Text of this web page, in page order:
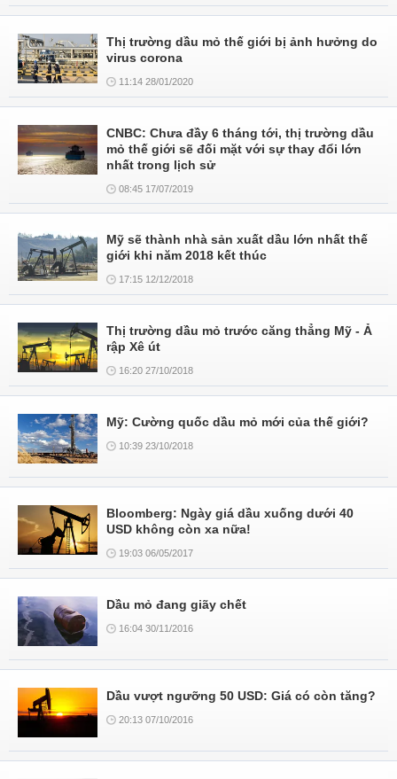
Thị trường dầu mỏ thế giới bị ảnh hưởng do
virus corona
11:14 28/01/2020
CNBC: Chưa đầy 6 tháng tới, thị trường dầu
mỏ thế giới sẽ đối mặt với sự thay đổi lớn
nhất trong lịch sử
08:45 17/07/2019
Mỹ sẽ thành nhà sản xuất dầu lớn nhất thế
giới khi năm 2018 kết thúc
17:15 12/12/2018
Thị trường dầu mỏ trước căng thẳng Mỹ - Ả
rập Xê út
16:20 27/10/2018
Mỹ: Cường quốc dầu mỏ mới của thế giới?
10:39 23/10/2018
Bloomberg: Ngày giá dầu xuống dưới 40
USD không còn xa nữa!
19:03 06/05/2017
Dầu mỏ đang giãy chết
16:04 30/11/2016
Dầu vượt ngưỡng 50 USD: Giá có còn tăng?
20:13 07/10/2016